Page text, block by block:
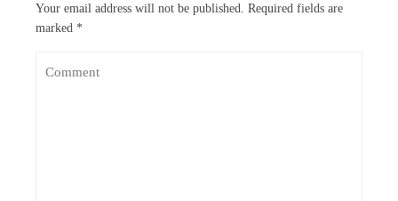
Your email address will not be published. Required fields are
marked *